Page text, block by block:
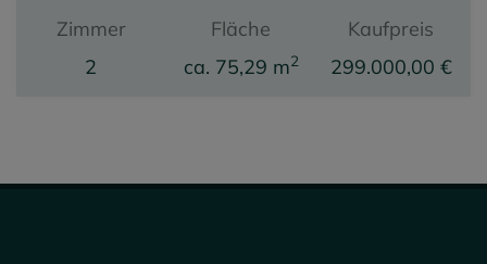
Zimmer
2
Fläche
ca. 75,29 m2
Kaufpreis
299.000,00 €